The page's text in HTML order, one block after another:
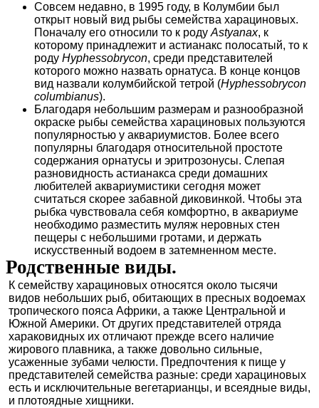
Совсем недавно, в 1995 году, в Колумбии был
открыт новый вид рыбы семейства харациновых.
Поначалу его относили то к родуAstyanax, к
которому принадлежит и астианакс полосатый, то к
роду Hyphessobrycon, среди представителей
которого можно назвать орнатуса. В конце концов
вид назвали колумбийской тетрой (Hyphessobrycon
columbianus).
Благодаря небольшим размерам и разнообразной
окраске рыбы семейства харациновых пользуются
популярностью у аквариумистов. Более всего
популярны благодаря относительной простоте
содержания орнатусы и эритрозонусы. Слепая
разновидность астианакса среди домашних
любителей аквариумистики сегодня может
считаться скорее забавной диковинкой. Чтобы эта
рыбка чувствовала себя комфортно, в аквариуме
необходимо разместить муляж неровных стен
пещеры с небольшими гротами, и держать
искусственный водоем в затемненном месте.
Родственные виды.
К семейству харациновых относятся около тысячи
видов небольших рыб, обитающих в пресных водоемах
тропического пояса Африки, а также Центральной и
Южной Америки. От других представителей отряда
хараковидных их отличают прежде всего наличие
жирового плавника, а также довольно сильные,
усаженные зубами челюсти. Предпочтения к пище у
представителей семейства разные: среди харациновых
есть и исключительные вегетарианцы, и всеядные виды,
и плотоядные хищники.